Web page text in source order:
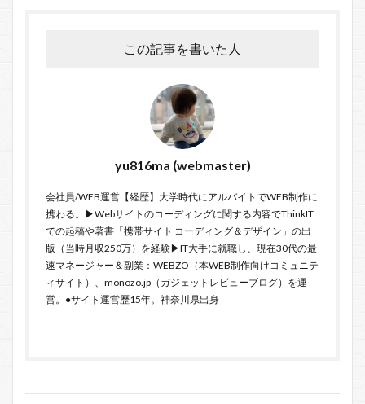
この記事を書いた人
yu816ma (webmaster)
会社員/WEB運営【経歴】大学時代にアルバイトでWEB制作に
携わる。▶Webサイトのコーディングに関する内容でThinkIT
での起稿や著書「携帯サイト コーディング＆デザイン」の出
版（当時月収250万）を経験▶IT大手に就職し、現在30代の最
速マネージャー＆副業：WEBZO（本WEB制作向けコミュニテ
ィサイト）、monozo.jp（ガジェットレビューブログ）を運
営。●サイト運営歴15年。神奈川県出身